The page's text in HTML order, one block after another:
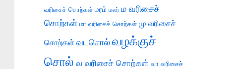
வரிசைச் சொற்கள் மரம் மலர் ம வரிசைச்
சொற்கள் மா வரிசைச் சொற்கள் மு வரிசைச்
சொற்கள் வடசொல் வழக்குச்
சொல் வ வரிசைச் சொற்கள் வா வரிசைச்